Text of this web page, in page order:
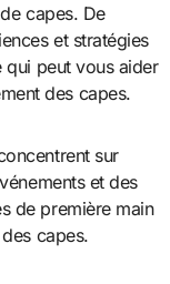
capes. De
et stratégies
qui peut vous aider
des capes.
sur
et des
de première main
capes.